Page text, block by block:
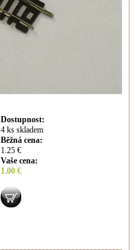
Dostupnost:
4 ks skladem
Běžná cena:
1.25 €
Vaše cena:
1.00 €